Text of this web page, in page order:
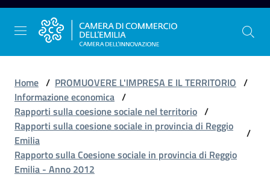
Vai al contenuto
Vai alla navigazione
Vai al footer
La
Camera
dell'Emilia
Home / PROMUOVERE L'IMPRESA E IL TERRITORIO /
Informazione economica /
Rapporti sulla coesione sociale nel territorio /
Rapporti sulla coesione sociale in provincia di Reggio
Emilia
/
Rapporto sulla Coesione sociale in provincia di Reggio
Emilia - Anno 2012